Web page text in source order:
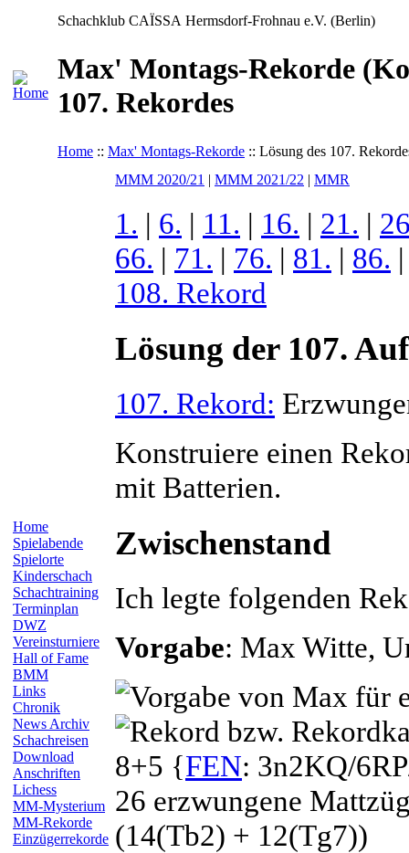
Schachklub CAÏSSA Hermsdorf-Frohnau e.V. (Berlin)
Max' Montags-Rekorde
107. Rekordes
Home :: Max' Montags-Rekorde :: Lösung des 107.
Home
Spielabende
Spielorte
Kinderschach
Schachtraining
Terminplan
DWZ
Vereinsturniere
Hall of Fame
BMM
Links
Chronik
News Archiv
Schachreisen
Download
Anschriften
Lichess
MM-Mysterium
MM-Rekorde
Einzügerrekorde
MMM 2020/21 | MMM 2021/22 | MMR
1. | 6. | 11. | 16. | 21. |
66. | 71. | 76. | 81. | 86.
108. Rekord
Lösung der 107.
107. Rekord:
Konstruiere einen
mit Batterien.
Zwischenstand
Ich legte folgenden
Vorgabe: Max Witte,
8+5 {FEN: 3n2KQ/
26 erzwungene
(14(Tb2) + 12(Tg7))